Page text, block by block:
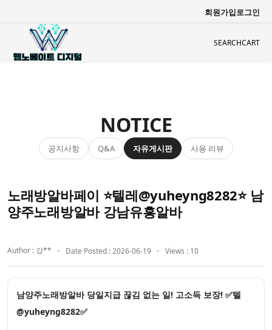
회원가입로그인
SEARCHCART
NOTICE
공지사항 Q&A 자유게시판 사용 리뷰
노래방알바페이 ⭐텔레@yuheyng8282⭐ 남
양주노래방알바 강남유흥알바
Author : 강** Date Posted : 2026-06-19 Views : 10
남양주노래방알바 당일지급 끊김 없는 일! 고소득 보장! ✅텔
@yuheyng8282✅